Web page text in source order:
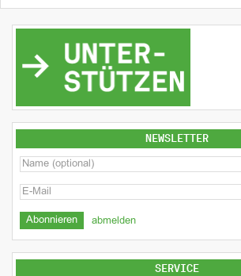
NEWSLETTER
abmelden
SERVICE